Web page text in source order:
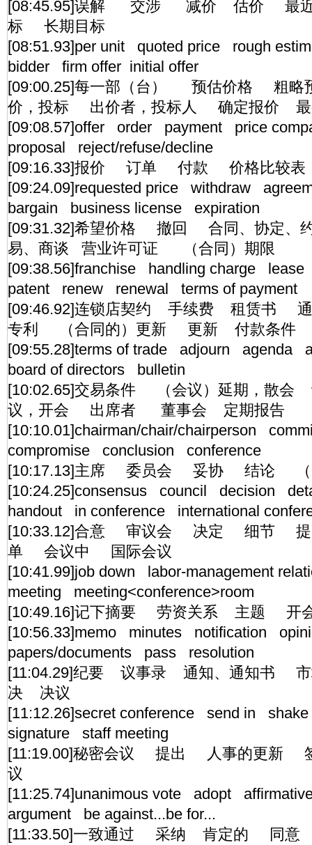
[08:45.95]误解 交涉 减价 估价 最近
标 长期目标
[08:51.93]per unit quoted price rough
bidder firm offer initial offer
[09:00.25]每一部（台） 预估价格 粗
价，投标 出价者，投标人 确定报价 最
[09:08.57]offer order payment price
proposal reject/refuse/decline
[09:16.33]报价 订单 付款 价格比较
[09:24.09]requested price withdraw
bargain business license expiration
[09:31.32]希望价格 撤回 合同、协定
易、商谈 营业许可证 （合同）期限
[09:38.56]franchise handling charge
patent renew renewal terms of payment
[09:46.92]连锁店契约 手续费 租赁书
专利 （合同的）更新 更新 付款条件
[09:55.28]terms of trade adjourn agenda
board of directors bulletin
[10:02.65]交易条件 （会议）延期，散
议，开会 出席者 董事会 定期报告
[10:10.01]chairman/chair/chairperson
compromise conclusion conference
[10:17.13]主席 委员会 妥协 结论 （
[10:24.25]consensus council decision
handout in conference international
[10:33.12]合意 审议会 决定 细节 提
单 会议中 国际会议
[10:41.99]job down labor-management
meeting meeting<conference>room
[10:49.16]记下摘要 劳资关系 主题 开
[10:56.33]memo minutes notification
papers/documents pass resolution
[11:04.29]纪要 议事录 通知、通知书
决 决议
[11:12.26]secret conference send in
signature staff meeting
[11:19.00]秘密会议 提出 人事的更新
议
[11:25.74]unanimous vote adopt
argument be against...be for...
[11:33.50]一致通过 采纳 肯定的 同